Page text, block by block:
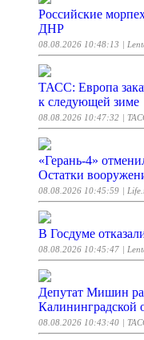
Российские
ДНР
08.08.2026 10:48:13 |
ТАСС: Европа
к следующей зиме
08.08.2026 10:47:32 |
«Герань-4»
Остатки
08.08.2026 10:45:59 |
В Госдуме
08.08.2026 10:45:47 |
Депутат Мишин
Калининградской
08.08.2026 10:43:40 |